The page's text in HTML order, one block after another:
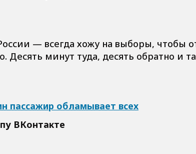
— всегда хожу на выборы, чтобы
Десять минут туда, десять обратно и
пассажир обламывает всех
ВКонтакте